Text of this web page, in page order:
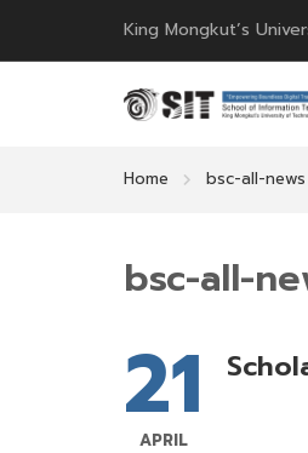
King Mongkut’s
Home bsc-all-news
bsc-all-
21
APRIL